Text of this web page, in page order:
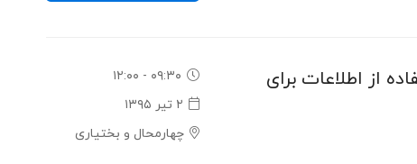
از اطلاعات برای
۰۹:۳۰ - ۱۲:۰۰
۲ تیر ۱۳۹۵
چهارمحال و بختیاری